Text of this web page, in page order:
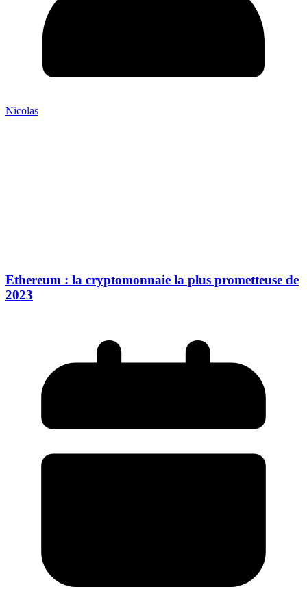
Nicolas
Ethereum : la cryptomonnaie la plus prometteuse de
2023